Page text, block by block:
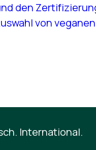
den
von
International.